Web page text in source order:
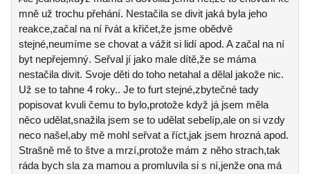
mně už trochu přehání. Nestačila se divit jaká byla jeho
reakce,začal na ní řvát a křičet,že jsme obědvě
stejné,neumíme se chovat a vážit si lidí apod. A začal na ní
byt nepřejemný. Seřval jí jako male dítě,že se máma
nestačila divit. Svoje děti do toho netahal a dělal jakože nic.
Už se to tahne 4 roky.. Je to furt stejné,zbytečné tady
popisovat kvuli čemu to bylo,protože když já jsem měla
něco udělat,snažila jsem se to udělat sebelíp,ale on si vzdy
neco našel,aby mě mohl seřvat a říct,jak jsem hrozná apod.
Strašně mě to štve a mrzí,protože mám z něho strach,tak
ráda bych sla za mamou a promluvila si s ní,jenže ona má